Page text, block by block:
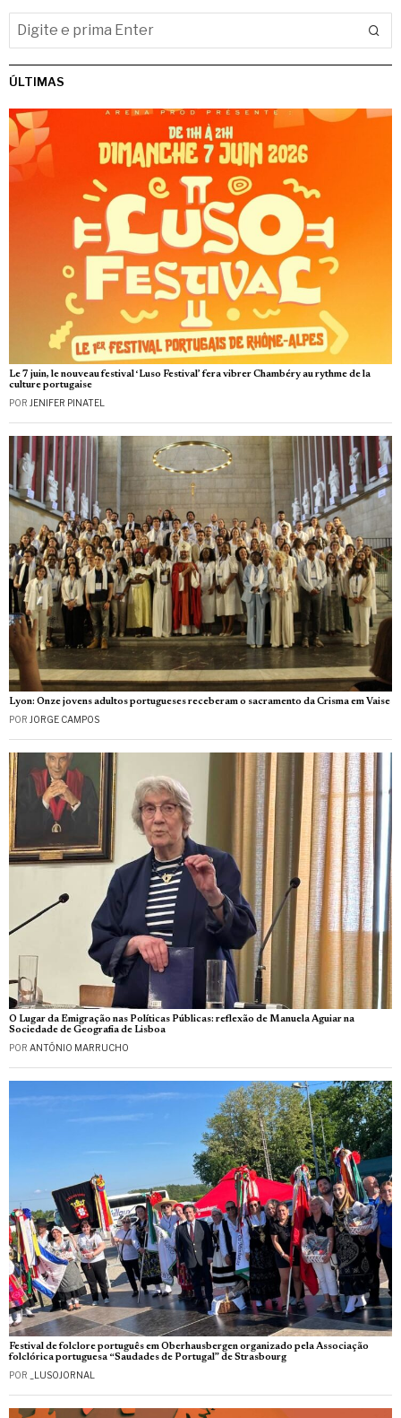
ÚLTIMAS
Le 7 juin, le nouveau festival ‘Luso Festival’ fera vibrer Chambéry au rythme de la
culture portugaise
POR JENIFER PINATEL
Lyon: Onze jovens adultos portugueses receberam o sacramento da Crisma em Vaise
POR JORGE CAMPOS
O Lugar da Emigração nas Políticas Públicas: reflexão de Manuela Aguiar na
Sociedade de Geografia de Lisboa
POR ANTÓNIO MARRUCHO
Festival de folclore português em Oberhausbergen organizado pela Associação
folclórica portuguesa “Saudades de Portugal” de Strasbourg
POR _LUSOJORNAL